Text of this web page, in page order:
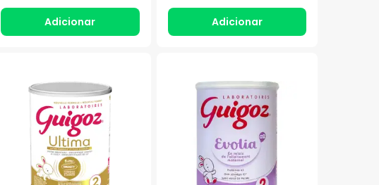
Adicionar Adicionar